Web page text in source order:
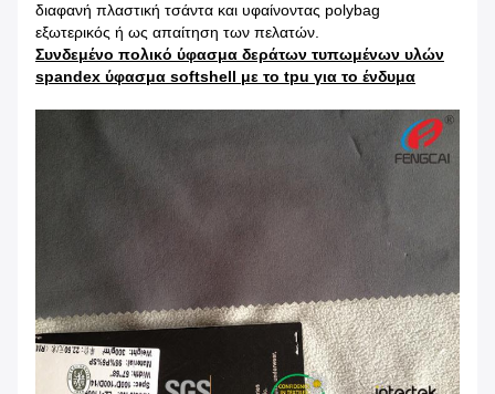
διαφανή πλαστική τσάντα και υφαίνοντας polybag
εξωτερικός ή ως απαίτηση των πελατών.
Συνδεμένο πολικό ύφασμα δεράτων τυπωμένων υλών
spandex ύφασμα softshell με το tpu για το ένδυμα